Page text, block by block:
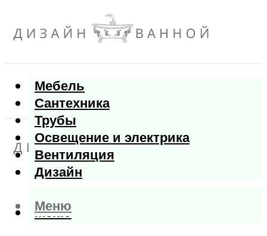
Мебель
Сантехника
Трубы
Освещение и электрика
Вентиляция
Дизайн
Меню
Меню